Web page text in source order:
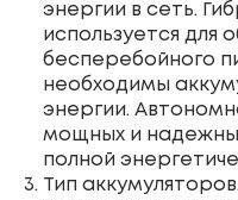
энергии в сеть.
используется для
бесперебойного
необходимы
энергии.
мощных и
полной
Тип